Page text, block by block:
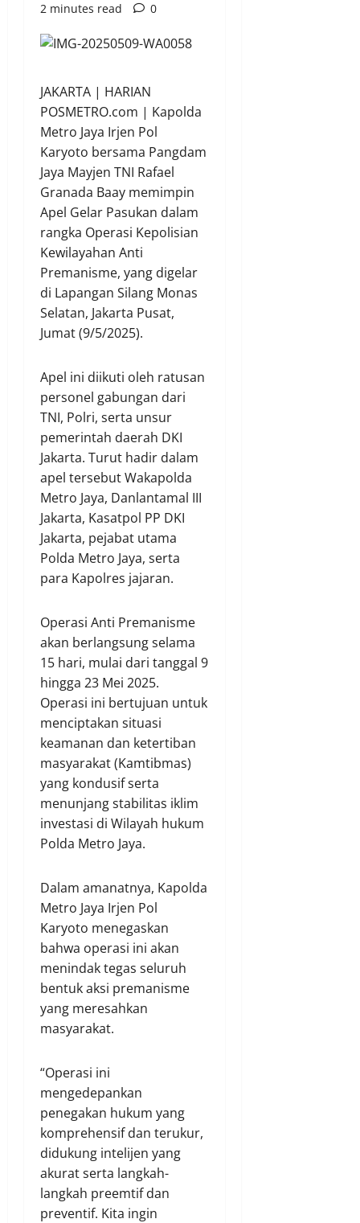
2 minutes read
0
JAKARTA | HARIAN
POSMETRO.com | Kapolda
Metro Jaya Irjen Pol
Karyoto bersama Pangdam
Jaya Mayjen TNI Rafael
Granada Baay memimpin
Apel Gelar Pasukan dalam
rangka Operasi Kepolisian
Kewilayahan Anti
Premanisme, yang digelar
di Lapangan Silang Monas
Selatan, Jakarta Pusat,
Jumat (9/5/2025).
Apel ini diikuti oleh ratusan
personel gabungan dari
TNI, Polri, serta unsur
pemerintah daerah DKI
Jakarta. Turut hadir dalam
apel tersebut Wakapolda
Metro Jaya, Danlantamal III
Jakarta, Kasatpol PP DKI
Jakarta, pejabat utama
Polda Metro Jaya, serta
para Kapolres jajaran.
Operasi Anti Premanisme
akan berlangsung selama
15 hari, mulai dari tanggal 9
hingga 23 Mei 2025.
Operasi ini bertujuan untuk
menciptakan situasi
keamanan dan ketertiban
masyarakat (Kamtibmas)
yang kondusif serta
menunjang stabilitas iklim
investasi di Wilayah hukum
Polda Metro Jaya.
Dalam amanatnya, Kapolda
Metro Jaya Irjen Pol
Karyoto menegaskan
bahwa operasi ini akan
menindak tegas seluruh
bentuk aksi premanisme
yang meresahkan
masyarakat.
“Operasi ini
mengedepankan
penegakan hukum yang
komprehensif dan terukur,
didukung intelijen yang
akurat serta langkah-
langkah preemtif dan
preventif. Kita ingin